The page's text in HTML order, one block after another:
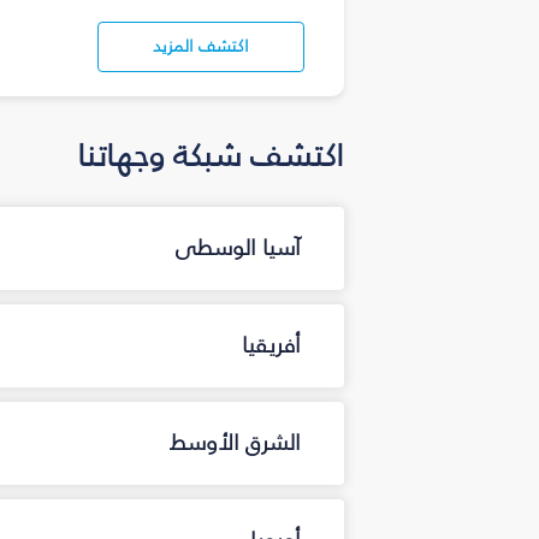
اكتشف المزيد
اكتشف شبكة وجهاتنا
آسيا الوسطى
أفريقيا
الشرق الأوسط